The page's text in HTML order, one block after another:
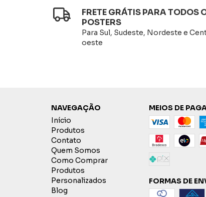
FRETE GRÁTIS PARA TODOS
POSTERS
Para Sul, Sudeste, Nordeste e
oeste
NAVEGAÇÃO
Início
Produtos
Contato
Quem Somos
Como Comprar
Produtos
Personalizados
Blog
MEIOS DE
FORMAS DE